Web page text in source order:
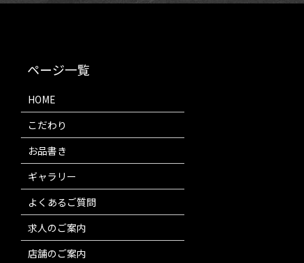
HOME
こだわり
お品書き
ギャラリー
よくあるご質問
求人のご案内
店舗のご案内